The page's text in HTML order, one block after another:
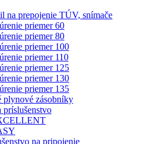
na prepojenie TÚV, snímače
priemer 60
priemer 80
priemer 100
priemer 110
priemer 125
priemer 130
priemer 135
plynové zásobníky
na pripojenie